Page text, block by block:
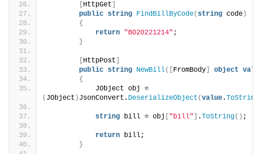
HttpGet
public string FindBillByCode( string code )
{
return "BO20221214" ;
}
HttpPost
public string NewBill([ FromBody object
{
( JObject ) JsonConvert. DeserializeObject (value.ToString
string bill = obj "bill" .ToString() ;
return bill;
}